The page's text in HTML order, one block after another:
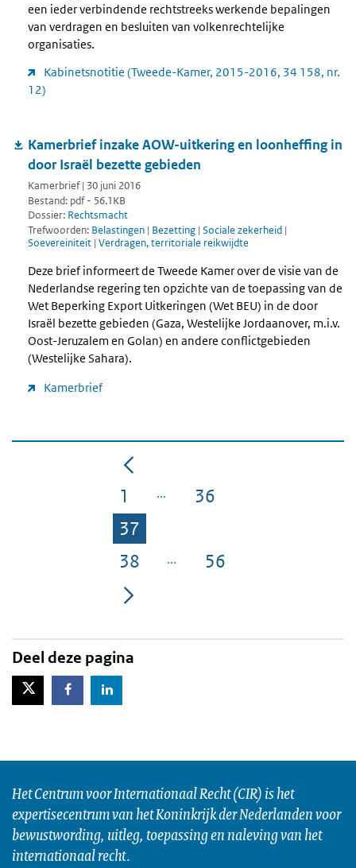
een ieder verbindende rechtstreeks werkende bepalingen
van verdragen en besluiten van volkenrechtelijke
organisaties.
Kabinetsnotitie (Tweede-Kamer, 2015-2016, 34 158, nr.
12)
Kamerbrief inzake AOW-uitkering en loonheffing in
door Israël bezette gebieden
Kamerbrief | 30 juni 2016
Bestand: pdf - 56.1KB
Dossier: Rechtsmacht
Trefwoorden: Belastingen | Bezetting | Sociale zekerheid |
Soevereiniteit | Verdragen, territoriale reikwijdte
Deze brief informeert de Tweede Kamer over de visie van de
Nederlandse regering ten opzichte van de toepassing van de
Wet Beperking Export Uitkeringen (Wet BEU) in de door
Israël bezette gebieden (Gaza, Westelijke Jordaanover, m.i.v.
Oost-Jeruzalem en Golan) en andere conflictgebieden
(Westelijke Sahara).
Kamerbrief
Pagina
1 Pagina
36
Pagina
37
Pagina
38 Pagina
56
Deel deze pagina
X-TwitterFacebookLinkedIn
Het Centrum voor Internationaal Recht (CIR) is het
expertisecentrum van het Koninkrijk der Nederlanden voor
bewustwording, uitleg, toepassing en naleving van het
internationaal recht.